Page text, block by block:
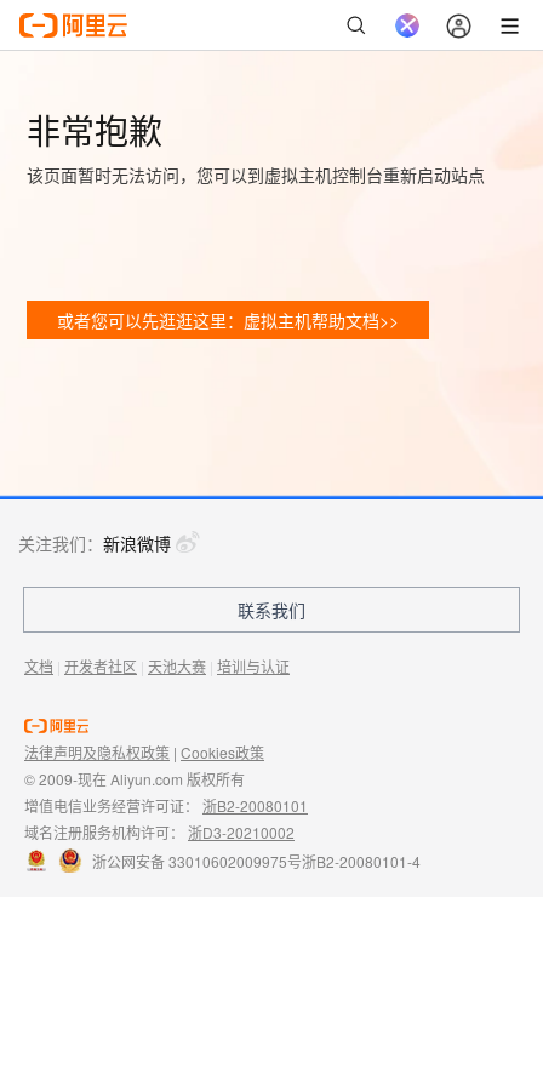
非常抱歉
该页面暂时无法访问，您可以到虚拟主机控制台重新启动站点
或者您可以先逛逛这里：虚拟主机帮助文档>>